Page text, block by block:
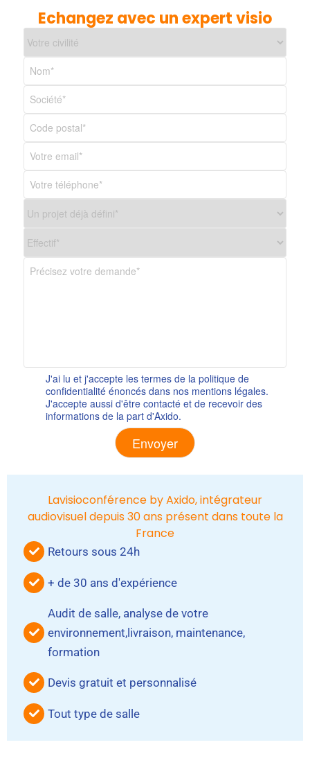
Echangez avec un expert visio
J'ai lu et j'accepte les termes de la politique de
confidentialité énoncés dans nos mentions légales.
J'accepte aussi d'être contacté et de recevoir des
informations de la part d'Axido.
Lavisioconférence by Axido, intégrateur
audiovisuel depuis 30 ans présent dans toute la
France
Retours sous 24h
+ de 30 ans d'expérience
Audit de salle, analyse de votre
environnement,livraison, maintenance,
formation
Devis gratuit et personnalisé
Tout type de salle